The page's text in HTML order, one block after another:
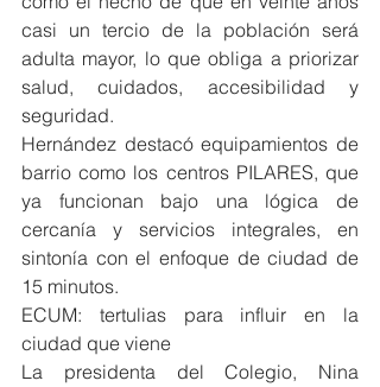
casi un tercio de la población será
adulta mayor, lo que obliga a priorizar
salud, cuidados, accesibilidad y
seguridad.
Hernández destacó equipamientos de
barrio como los centros PILARES, que
ya funcionan bajo una lógica de
cercanía y servicios integrales, en
sintonía con el enfoque de ciudad de
15 minutos.
ECUM: tertulias para influir en la
ciudad que viene
La presidenta del Colegio, Nina